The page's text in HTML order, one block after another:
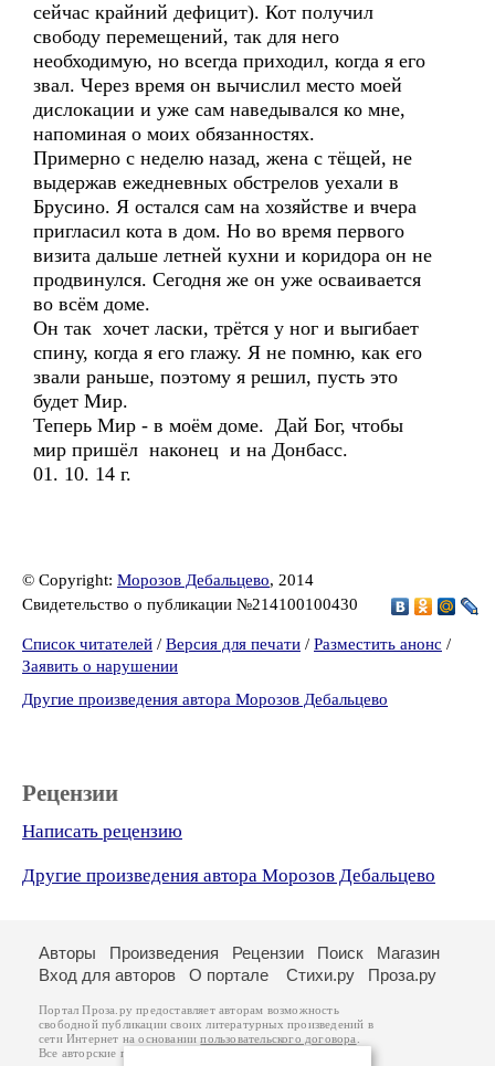
сейчас крайний дефицит). Кот получил
свободу перемещений, так для него
необходимую, но всегда приходил, когда я его
звал. Через время он вычислил место моей
дислокации и уже сам наведывался ко мне,
напоминая о моих обязанностях.
Примерно с неделю назад, жена с тёщей, не
выдержав ежедневных обстрелов уехали в
Брусино. Я остался сам на хозяйстве и вчера
пригласил кота в дом. Но во время первого
визита дальше летней кухни и коридора он не
продвинулся. Сегодня же он уже осваивается
во всём доме.
Он так хочет ласки, трётся у ног и выгибает
спину, когда я его глажу. Я не помню, как его
звали раньше, поэтому я решил, пусть это
будет Мир.
Теперь Мир - в моём доме. Дай Бог, чтобы
мир пришёл наконец и на Донбасс.
01. 10. 14 г.
© Copyright: Морозов Дебальцево, 2014
Свидетельство о публикации №214100100430
Список читателей / Версия для печати / Разместить анонс /
Заявить о нарушении
Другие произведения автора Морозов Дебальцево
Рецензии
Написать рецензию
Другие произведения автора Морозов Дебальцево
Авторы Произведения Рецензии Поиск
Магазин
Вход для авторов
О портале Стихи.ру Проза.ру
Портал Проза.ру предоставляет авторам возможность
свободной публикации своих литературных произведений в
сети Интернет на основаниипользовательского договора
Все авторские права на произведения принадлежат авторам